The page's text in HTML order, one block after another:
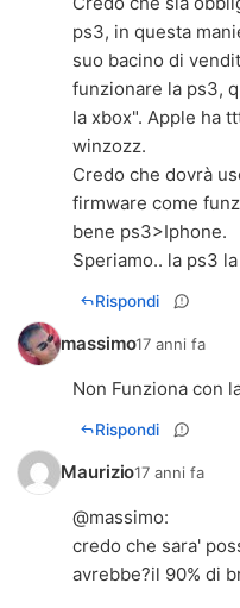
ps3, in questa
suo bacino di
funzionare la ps3,
la xbox". Apple ha
winzozz.
Credo che dovrà
firmware come
bene ps3>Iphone.
Speriamo.. la ps3
Rispondi
massimo17 anni fa
Non Funziona con
Rispondi
Maurizio17 anni fa
@massimo:
credo che sara'
avrebbe?il 90% di